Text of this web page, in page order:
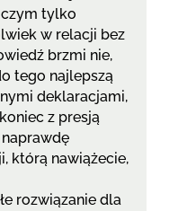
czym tylko
w relacji bez
brzmi nie,
tego najlepszą
deklaracjami,
z presją
naprawdę
którą nawiążecie,
rozwiązanie dla